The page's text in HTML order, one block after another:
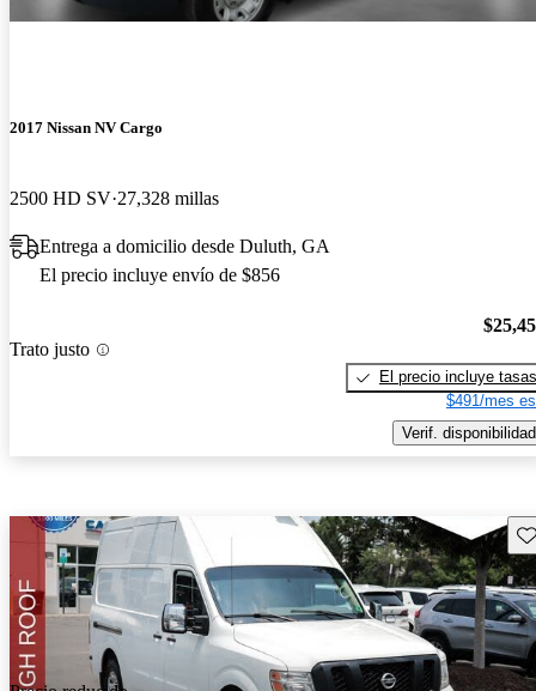
2017 Nissan NV Cargo
2500 HD SV 27,328 millas
Entrega a domicilio desde Duluth, GA
El precio incluye envío de $856
Trato justo
El precio incluye tasas
$491/mes
Verif. disponibilidad